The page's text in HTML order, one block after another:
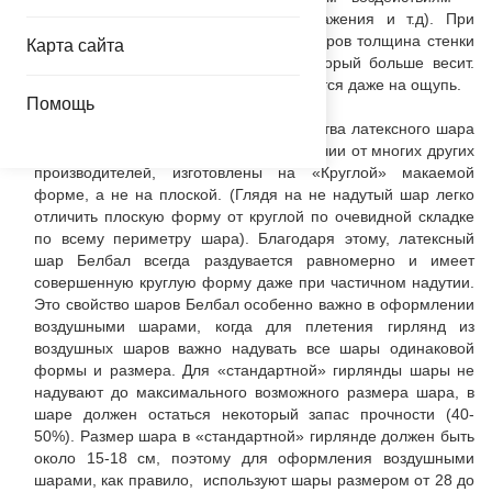
Карта сайта
Помощь
проколам, солнцу, нанесению изображения и т.д). При
одинаковом размере двух надутых шаров толщина стенки
будет больше у латексного шара, который больше весит.
Толщина стенки шара легко определяется даже на ощупь.
Вторая важная характеристика качества латексного шара
– это его форма. Шары Белбал, в отличии от многих других
производителей, изготовлены на «Круглой» макаемой
форме, а не на плоской. (Глядя на не надутый шар легко
отличить плоскую форму от круглой по очевидной складке
по всему периметру шара). Благодаря этому, латексный
шар Белбал всегда раздувается равномерно и имеет
совершенную круглую форму даже при частичном надутии.
Это свойство шаров Белбал особенно важно в оформлении
воздушными шарами, когда для плетения гирлянд из
воздушных шаров важно надувать все шары одинаковой
формы и размера. Для «стандартной» гирлянды шары не
надувают до максимального возможного размера шара, в
шаре должен остаться некоторый запас прочности (40-
50%). Размер шара в «стандартной» гирлянде должен быть
около 15-18 см, поэтому для оформления воздушными
шарами, как правило, используют шары размером от 28 до